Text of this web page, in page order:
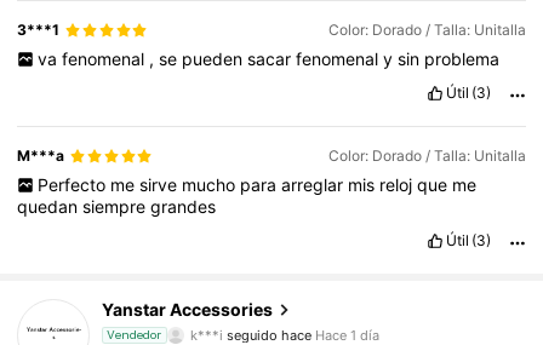
3***1 Color: Dorado / Talla: Unitalla
va fenomenal , se pueden sacar fenomenal y sin problema
Útil (3)
M***a Color: Dorado / Talla: Unitalla
Perfecto me sirve mucho para arreglar mis reloj que me
quedansiempregrandes
Útil (3)
Yanstar Accessories
Vendedor k***i seguido hace Hace 1 día